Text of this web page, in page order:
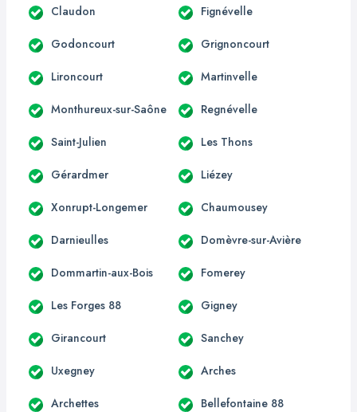
Claudon Fignévelle
Godoncourt Grignoncourt
Lironcourt Martinvelle
Monthureux-sur-Saône Regnévelle
Saint-Julien Les Thons
Gérardmer Liézey
Xonrupt-Longemer Chaumousey
Darnieulles Domèvre-sur-Avière
Dommartin-aux-Bois Fomerey
Les Forges 88 Gigney
Girancourt Sanchey
Uxegney Arches
Archettes Bellefontaine 88